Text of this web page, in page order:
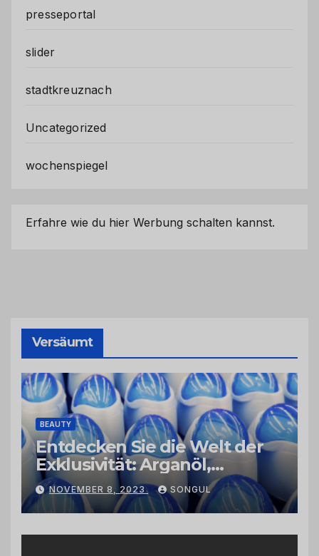
presseportal
slider
stadtkreuznach
Uncategorized
wochenspiegel
Erfahre wie du hier Werbung schalten kannst.
Versäumt
BEAUTY
Entdecken Sie die Welt der
Exklusivität: Arganöl,
Kaktusfeigenkernöl und
Schwarzkümmelöl von
vertrauenswürdigen
Großhändlern und Anbietern
NOVEMBER 8, 2023 SONGUL